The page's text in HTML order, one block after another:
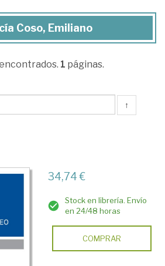
Coso, Emiliano
1 páginas.
↑
34,74 €
Stock en librería. Envío
en 24/48 horas
COMPRAR